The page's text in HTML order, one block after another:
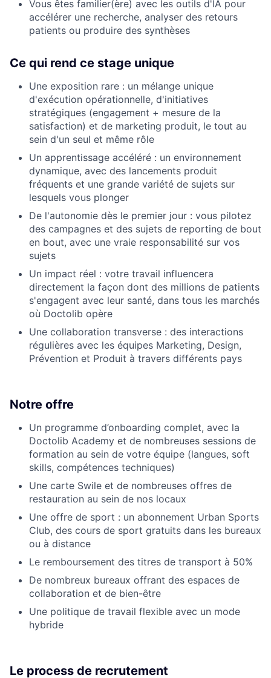
Vous êtes familier(ère) avec les outils d'IA pour
accélérer une recherche, analyser des retours
patients ou produire des synthèses
Ce qui rend ce stage unique
Une exposition rare : un mélange unique
d'exécution opérationnelle, d'initiatives
stratégiques (engagement + mesure de la
satisfaction) et de marketing produit, le tout au
sein d'un seul et même rôle
Un apprentissage accéléré : un environnement
dynamique, avec des lancements produit
fréquents et une grande variété de sujets sur
lesquels vous plonger
De l'autonomie dès le premier jour : vous pilotez
des campagnes et des sujets de reporting de bout
en bout, avec une vraie responsabilité sur vos
sujets
Un impact réel : votre travail influencera
directement la façon dont des millions de patients
s'engagent avec leur santé, dans tous les marchés
où Doctolib opère
Une collaboration transverse : des interactions
régulières avec les équipes Marketing, Design,
Prévention et Produit à travers différents pays
Notre offre
Un programme d’onboarding complet, avec la
Doctolib Academy et de nombreuses sessions de
formation au sein de votre équipe (langues, soft
skills, compétences techniques)
Une carte Swile et de nombreuses offres de
restauration au sein de nos locaux
Une offre de sport : un abonnement Urban Sports
Club, des cours de sport gratuits dans les bureaux
ou à distance
Le remboursement des titres de transport à 50%
De nombreux bureaux offrant des espaces de
collaboration et de bien-être
Une politique de travail flexible avec un mode
hybride
Le process de recrutement